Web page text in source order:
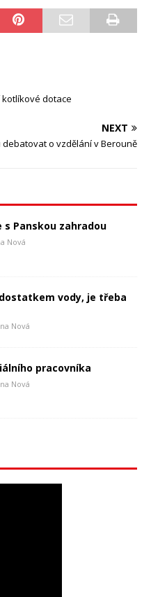
dotace
NEXT
o vzdělání v Berouně
s Panskou zahradou
Nová
vody, je třeba
Nová
pracovníka
Nová